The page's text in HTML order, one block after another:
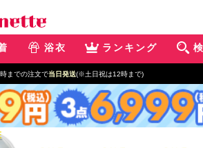
浴衣 ランキング
までの注文で当日発送(※土日祝は12時まで)